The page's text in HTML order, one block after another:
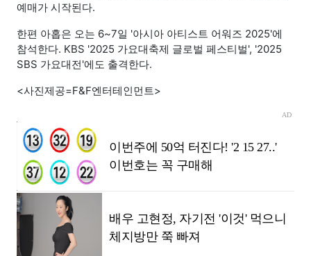
예매가 시작된다.
한편 아홉은 오는 6~7일 '아시아 아티스트 어워즈 2025'에
참석한다. KBS '2025 가요대축제 글로벌 페스티벌', '2025
SBS 가요대전'에도 출격한다.
<사진제공=F&F엔터테인먼트>